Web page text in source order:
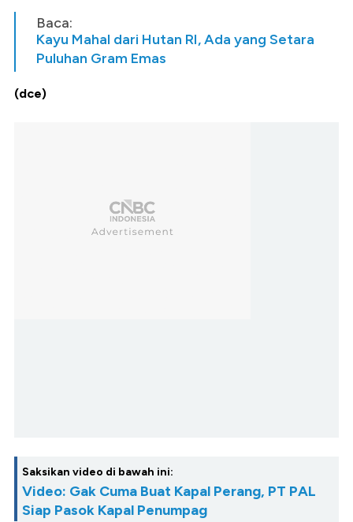
Baca:
Kayu Mahal dari Hutan RI, Ada yang Setara
Puluhan Gram Emas
(dce)
Saksikan video di bawah ini:
Video: Gak Cuma Buat Kapal Perang, PT PAL
Siap Pasok Kapal Penumpag